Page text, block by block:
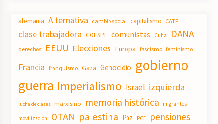
alemania Alternativa cambio social capitalismo CATP
clase trabajadora COESPE comunistas Cuba DANA
derechos EEUU Elecciones Europa fascismo feminismo
Francia franquismo Gaza Genocidio gobierno
guerra Imperialismo Israel izquierda
lucha de clases marxismo memoria histórica migrantes
movilización OTAN palestina Paz PCE pensiones